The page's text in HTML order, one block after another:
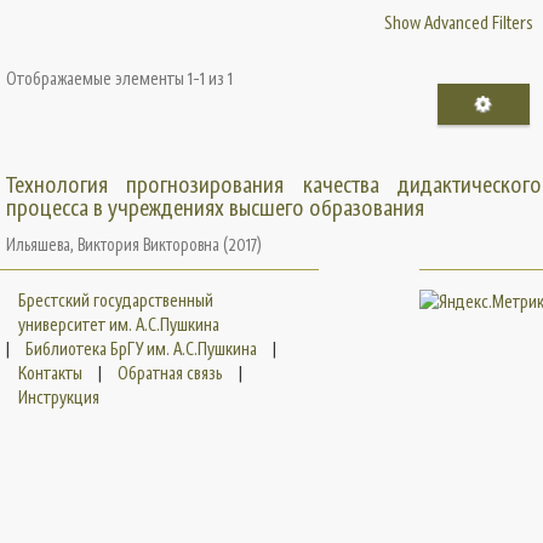
Show Advanced Filters
Отображаемые элементы 1-1 из 1
Технология прогнозирования качества дидактического
процесса в учреждениях высшего образования
Ильяшева, Виктория Викторовна (2017)
Брестский государственный
университет им. А.С.Пушкина
|
Библиотека БрГУ им. А.С.Пушкина
|
Контакты
| Обратная связь
|
Инструкция